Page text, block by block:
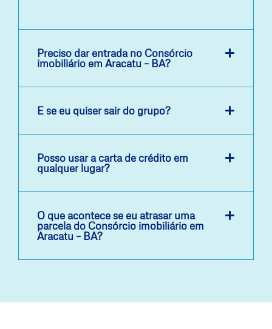
Preciso dar entrada no Consórcio
imobiliário em Aracatu – BA?
E se eu quiser sair do grupo?
Posso usar a carta de crédito em
qualquer lugar?
O que acontece se eu atrasar uma
parcela do Consórcio imobiliário em
Aracatu – BA?